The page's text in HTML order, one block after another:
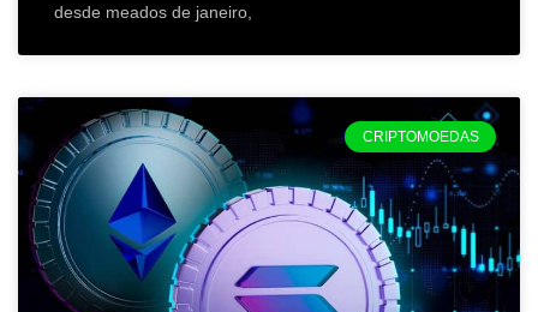
desde meados de janeiro,
CRIPTOMOEDAS